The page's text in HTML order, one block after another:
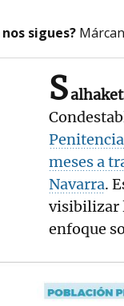
nos sigues?
S
meses a
Navarra.
visibilizar
enfoque